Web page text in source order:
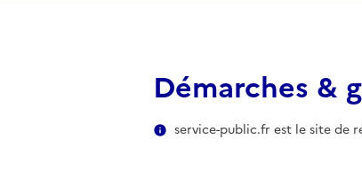
Démarches &
service-public.fr est le site de